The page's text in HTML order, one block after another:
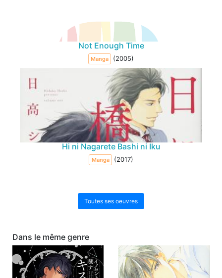
Not Enough Time
Manga (2005)
Hi ni Nagarete Bashi ni Iku
Manga (2017)
Toutes ses oeuvres
Dans le même genre